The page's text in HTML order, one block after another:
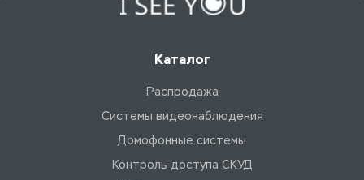
Каталог
Распродажа
Системы видеонаблюдения
Домофонные системы
Контроль доступа СКУД